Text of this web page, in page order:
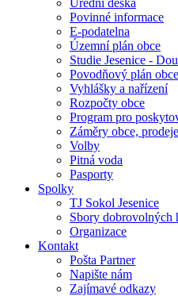
Úřední deska
Povinné informace
E-podatelna
Územní plán obce
Studie Jesenice -
Povodňový plán obce
Vyhlášky a nařízení
Rozpočty obce
Program pro
Záměry obce,
Volby
Pitná voda
Pasporty
Spolky
TJ Sokol Jesenice
Sbory dobrovolných
Organizace
Kontakt
Pošta Partner
Napište nám
Zajímavé odkazy